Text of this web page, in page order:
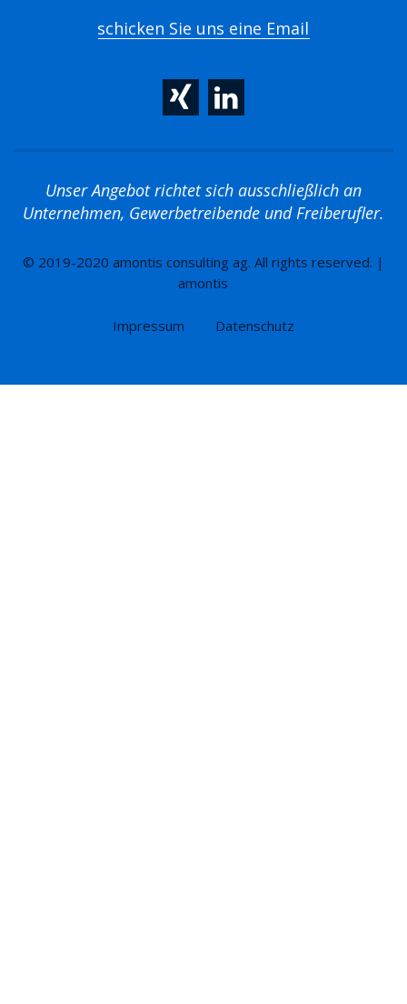
schicken Sie uns eine Email
Unser Angebot richtet sich ausschließlich an
Unternehmen, Gewerbetreibende und Freiberufler.
© 2019-2020 amontis consulting ag. All rights reserved. |
amontis
Impressum Datenschutz